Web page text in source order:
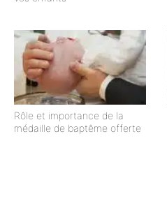
Rôle et importance de la
médaille de baptême offerte